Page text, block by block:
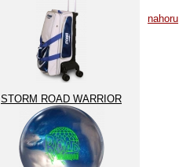
nahoru
STORM ROAD WARRIOR